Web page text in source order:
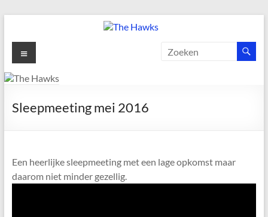
de
inhoud
The
Hawks
gezelligste
Menu
Sleepmeeting mei 2016
Een heerlijke sleepmeeting met een lage opkomst maar
daarom niet minder gezellig.